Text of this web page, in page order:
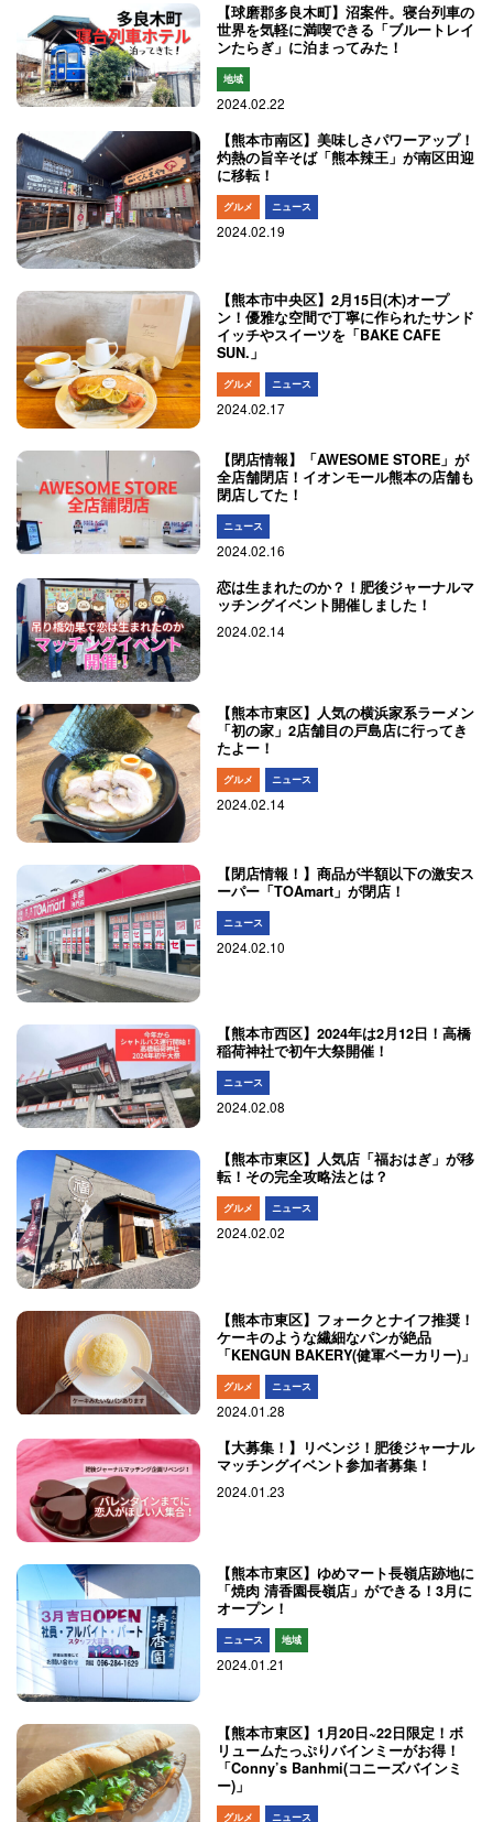
【球磨郡多良木町】沼案件。寝台列車の
世界を気軽に満喫できる「ブルートレイ
ンたらぎ」に泊まってみた！
地域
2024.02.22
【熊本市南区】美味しさパワーアップ！
灼熱の旨辛そば「熊本辣王」が南区田迎
に移転！
グルメ ニュース
2024.02.19
【熊本市中央区】2月15日(木)オープ
ン！優雅な空間で丁寧に作られたサンド
イッチやスイーツを「BAKE CAFE
SUN.」
グルメ ニュース
2024.02.17
【閉店情報】「AWESOME STORE」が
全店舗閉店！イオンモール熊本の店舗も
閉店してた！
ニュース
2024.02.16
恋は生まれたのか？！肥後ジャーナルマ
ッチングイベント開催しました！
2024.02.14
【熊本市東区】人気の横浜家系ラーメン
「初の家」2店舗目の戸島店に行ってき
たよー！
グルメ ニュース
2024.02.14
【閉店情報！】商品が半額以下の激安ス
ーパー「TOAmart」が閉店！
ニュース
2024.02.10
【熊本市西区】2024年は2月12日！高橋
稲荷神社で初午大祭開催！
ニュース
2024.02.08
【熊本市東区】人気店「福おはぎ」が移
転！その完全攻略法とは？
グルメ ニュース
2024.02.02
【熊本市東区】フォークとナイフ推奨！
ケーキのような繊細なパンが絶品
「KENGUN BAKERY(健軍ベーカリー)」
グルメ ニュース
2024.01.28
【大募集！】リベンジ！肥後ジャーナル
マッチングイベント参加者募集！
2024.01.23
【熊本市東区】ゆめマート長嶺店跡地に
「焼肉 清香園長嶺店」ができる！3月に
オープン！
ニュース 地域
2024.01.21
【熊本市東区】1月20日~22日限定！ボ
リュームたっぷりバインミーがお得！
「Conny’s Banhmi(コニーズバインミ
ー)」
グルメ ニュース